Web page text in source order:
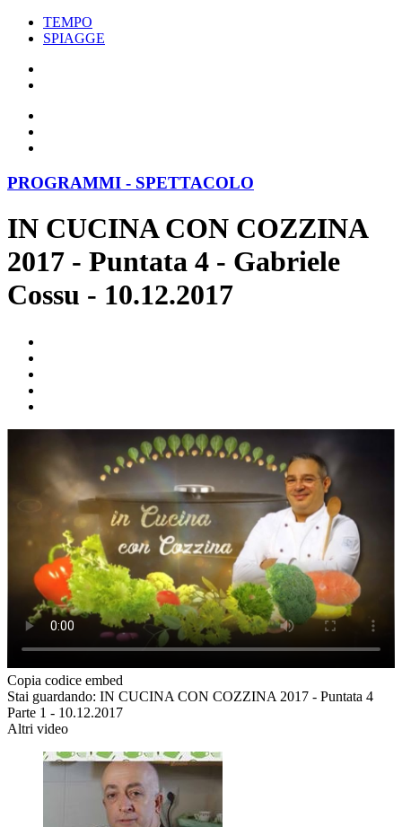
TEMPO
SPIAGGE
PROGRAMMI - SPETTACOLO
IN CUCINA CON COZZINA
2017 - Puntata 4 - Gabriele
Cossu - 10.12.2017
Copia codice embed
Stai guardando: IN CUCINA CON COZZINA 2017 - Puntata 4
Parte 1 - 10.12.2017
Altri video